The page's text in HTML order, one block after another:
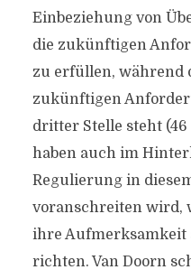
Einbeziehung von
die zukünftigen
zu erfüllen, während
zukünftigen
dritter Stelle steht
haben auch im
Regulierung in
voranschreiten wird,
ihre Aufmerksamkeit
richten. Van Doorn